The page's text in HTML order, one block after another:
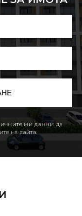
ми данни да
на сайта.